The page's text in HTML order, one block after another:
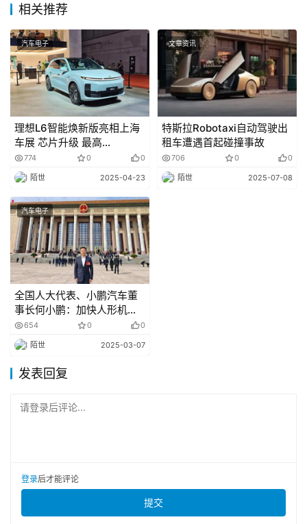
度上线”策略，既能降低成本，也方便“边运营边完善”。但这
种模式在没有监管配套的背景下，极容易出现问题，比如有
些升级变相修改核心参数，比如激活了未经充分测试的自动
驾驶功能，却未及时告知用户潜在风险等情况经常出现。这
次的监管升级，其实就是在告诉企业，每一次OTA更新都不
是轻松“发个包”的小事，而是一项带有法律责任的行为。
更值得注意的是，通知提出了一个新的思路，那就是引
入“组合驾驶辅助系统”的完整技术参数，并要求在准入申报
时完整、真实地上报相关信息。这在技术层面看，等于是推
动企业将本来“藏在系统后端”的如感知精度、决策时延、执
行鲁棒性等能力，透明化、量化并可比对。这对于企业来说
可是个不小的挑战，因为很多企业在做高阶辅助驾驶时，更
多依赖的是黑箱模型，数据闭环在企业内部，外界根本看不
到其技术水平的真实情况。而现在，一旦这些技术指标成为
描述，也必须对其数据可靠性负法律责任。换句话说，这种
制度要求将“说自己牛”和“真的牛”之间的鸿沟给填平了。
相关推荐
汽车电子
理想L6智能焕新版亮相上海
车展 芯片升级 最高
700TOPS
774 0 0
陌世 2025-04-23
文章资讯
特斯拉Robotaxi自动驾驶出
租车遭遇首起碰撞事故
706 0 0
陌世 2025-07-08
汽车电子
全国人大代表、小鹏汽车董
事长何小鹏：加快人形机器
人商业化，破解智能驾驶保
险与责任认定困局｜两会声
音
654 0 0
陌世 2025-03-07
发表回复
请登录后评论...
登录后才能评论
提交